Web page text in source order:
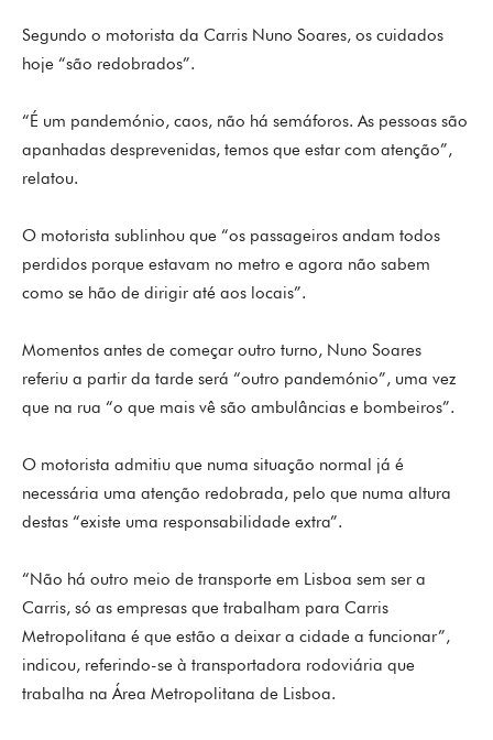
Segundo o motorista da Carris Nuno Soares, os cuidados
hoje “são redobrados”.
“É um pandemónio, caos, não há semáforos. As pessoas são
apanhadas desprevenidas, temos que estar com atenção”,
relatou.
O motorista sublinhou que “os passageiros andam todos
perdidos porque estavam no metro e agora não sabem
como se hão de dirigir até aos locais”.
Momentos antes de começar outro turno, Nuno Soares
referiu a partir da tarde será “outro pandemónio”, uma vez
que na rua “o que mais vê são ambulâncias e bombeiros”.
O motorista admitiu que numa situação normal já é
necessária uma atenção redobrada, pelo que numa altura
destas “existe uma responsabilidade extra”.
“Não há outro meio de transporte em Lisboa sem ser a
Carris, só as empresas que trabalham para Carris
Metropolitana é que estão a deixar a cidade a funcionar”,
indicou, referindo-se à transportadora rodoviária que
trabalha na Área Metropolitana de Lisboa.